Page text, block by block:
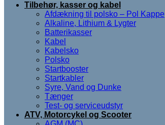
Tilbehør, kasser og kabel
Afdækning til polsko – Pol Kappe
Alkaline, Lithium & Lygter
Batterikasser
Kabel
Kabelsko
Polsko
Startbooster
Startkabler
Syre, Vand og Dunke
Tænger
Test- og serviceudstyr
ATV, Motorcykel og Scooter